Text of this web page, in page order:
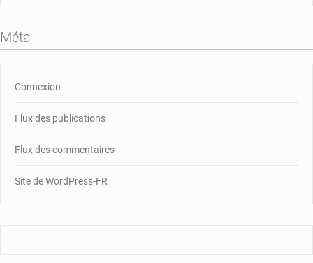
Méta
Connexion
Flux des publications
Flux des commentaires
Site de WordPress-FR